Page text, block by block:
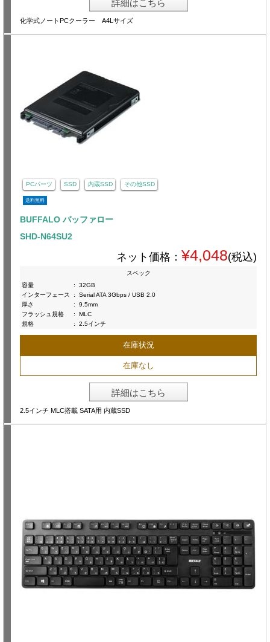
詳細はこちら
化学式ノートPCクーラー A4Lサイズ
PCパーツ SSD 内蔵SSD その他SSD
送料無料
BUFFALO バッファロー
SHD-N64SU2
ネット価格： ¥4,048(税込)
スペック
容量
:
32GB
インターフェース
:
Serial ATA 3Gbps / USB 2.0
厚さ
:
9.5mm
フラッシュ規格
:
MLC
規格
: 2.5インチ
在庫状況
在庫なし
詳細はこちら
2.5インチ MLC搭載 SATA用 内蔵SSD